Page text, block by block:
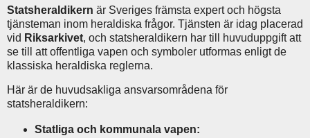
Statsheraldikern är Sveriges främsta expert och högsta
tjänsteman inom heraldiska frågor. Tjänsten är idag placerad
vid Riksarkivet, och statsheraldikern har till huvuduppgift att
se till att offentliga vapen och symboler utformas enligt de
klassiska heraldiska reglerna.
Här är de huvudsakliga ansvarsområdena för
statsheraldikern:
Statliga och kommunala vapen: